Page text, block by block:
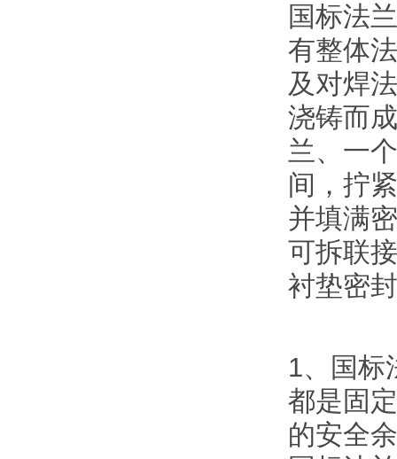
国标法
有整体
及对焊
浇铸而
兰、一
间，拧
并填满
可拆联
衬垫密
1、国标
都是固
的安全